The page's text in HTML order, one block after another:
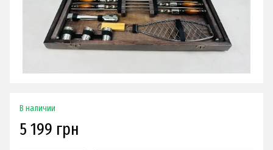
В наличии
5 199 грн